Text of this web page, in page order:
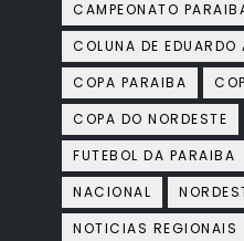
CAMPEONATO
COLUNA DE EDUARDO
COPA PARAIBA
COPA DO NORDESTE
FUTEBOL DA PARAIBA
NACIONAL
NOTICIAS REGIONAIS